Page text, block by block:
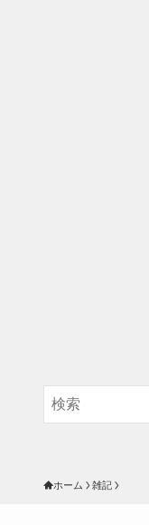
ホーム 雑記